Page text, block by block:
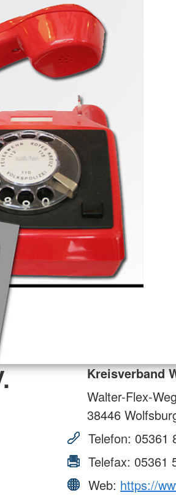
Kreisverband
Walter-Flex-
38446
Telefon: 05361
Telefax: 05361
Web: https://